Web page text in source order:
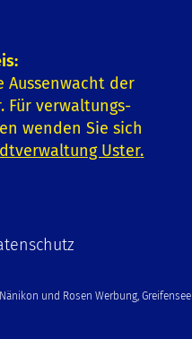
Aussenwacht der
Für verwaltungs-
wenden Sie sich
Uster.
und Rosen Werbung, Greifensee